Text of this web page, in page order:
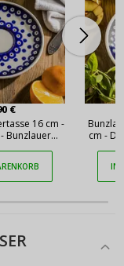
€
16 cm -
Bunzlauer
cm -
IN